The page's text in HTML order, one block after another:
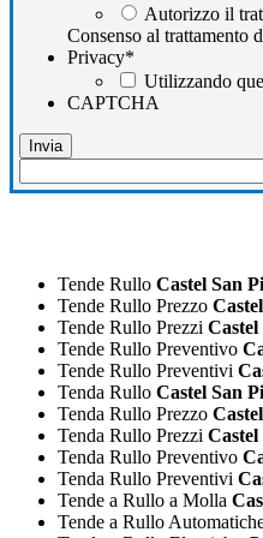
Autorizzo il
Consenso al trattamento
Privacy*
Utilizzando
CAPTCHA
Tende Rullo Castel San
Tende Rullo Prezzo
Tende Rullo Prezzi
Tende Rullo Preventivo
Tende Rullo Preventivi
Tenda Rullo Castel San
Tenda Rullo Prezzo
Tenda Rullo Prezzi
Tenda Rullo Preventivo
Tenda Rullo Preventivi
Tende a Rullo a Molla
Tende a Rullo